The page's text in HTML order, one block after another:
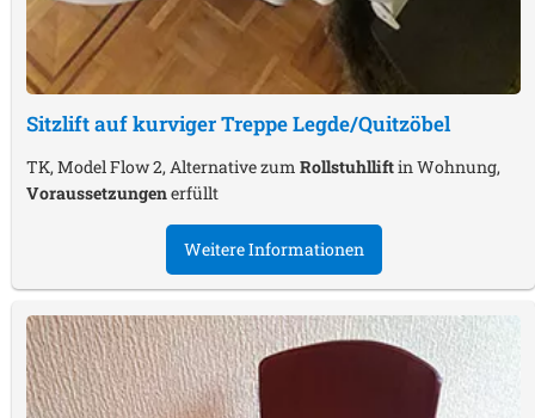
Sitzlift auf kurviger TreppeLegde/Quitzöbel
TK, Model Flow 2, Alternative zum Rollstuhlliftin Wohnung,
Voraussetzungenerfüllt
Weitere Informationen